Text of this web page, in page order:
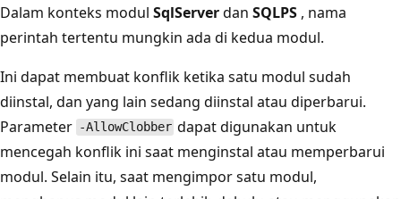
Dalam konteks modul SqlServerdan SQLPS , nama
perintah tertentu mungkin ada di kedua modul.
Ini dapat membuat konflik ketika satu modul sudah
diinstal, dan yang lain sedang diinstal atau diperbarui.
Parameter -AllowClobber dapat digunakan untuk
mencegah konflik ini saat menginstal atau memperbarui
modul. Selain itu, saat mengimpor satu modul,